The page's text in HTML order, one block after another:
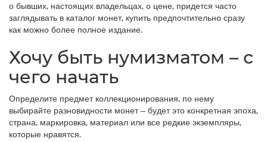
о бывших, настоящих владельцах, о цене, придется часто
заглядывать в каталог монет, купить предпочтительно сразу
как можно более полное издание.
Хочу быть нумизматом – с
чего начать
Определите предмет коллекционирования, по нему
выбирайте разновидности монет – будет это конкретная эпоха,
страна, маркировка, материал или все редкие экземпляры,
которые нравятся.